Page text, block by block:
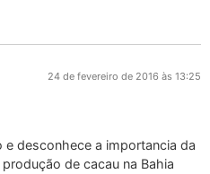
24 de fevereiro de 2016 às 13:25
desconhece a importancia da
de cacau na Bahia